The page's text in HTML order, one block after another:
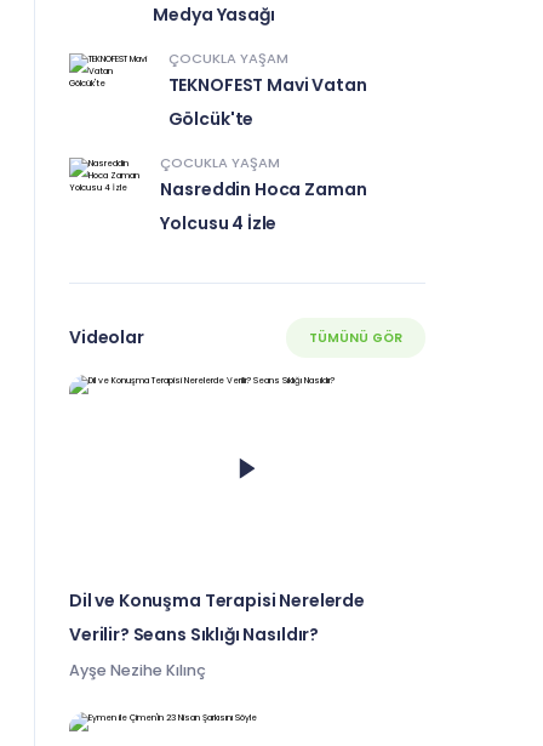
Medya Yasağı
ÇOCUKLA YAŞAM
TEKNOFEST Mavi Vatan
Gölcük'te
ÇOCUKLA YAŞAM
Nasreddin Hoca Zaman
Yolcusu 4 İzle
Videolar TÜMÜNÜ GÖR
Dil ve Konuşma Terapisi Nerelerde
Verilir? Seans Sıklığı Nasıldır?
Ayşe Nezihe Kılınç